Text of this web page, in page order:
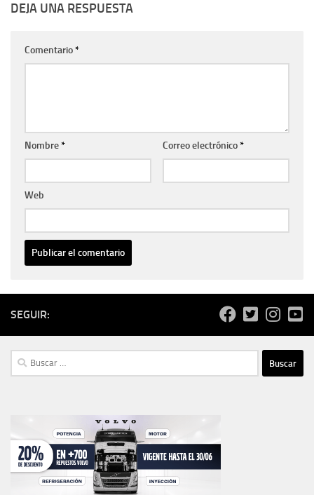
DEJA UNA RESPUESTA
Comentario*
Nombre* Correo electrónico*
Web
SEGUIR:
Buscar: